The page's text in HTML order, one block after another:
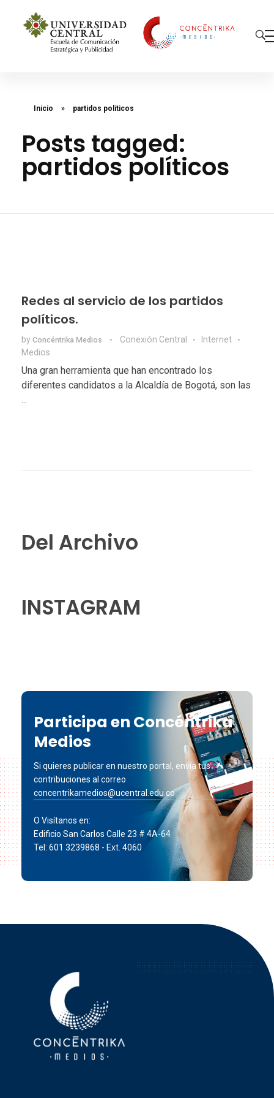
Inicio » partidos políticos
Posts tagged:
partidos políticos
Redes al servicio de los partidos
políticos.
by Concéntrika Medios Conexión Central
Internet
Medios
Una gran herramienta que han encontrado los
diferentes candidatos a la Alcaldía de Bogotá, son las
...
Del Archivo
INSTAGRAM
Participa en Concéntrika
Medios
Si quieres publicar en nuestro portal, envía tus
contribuciones al correo
concentrikamedios@ucentral.edu.co
O Visítanos en:
Edificio San Carlos Calle 23 # 4A-64
Tel: 601 3239868 - Ext. 4060